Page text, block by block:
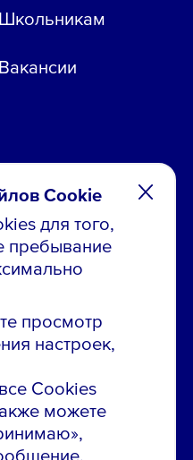
Cookie
для того,
пребывание
просмотр
настроек,
Cookies
можете
Школьникам
Вакансии
сайта